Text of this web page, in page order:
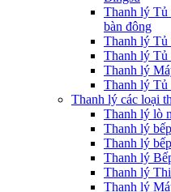
Thanh lý Tủ
bàn đông
Thanh lý Tủ
Thanh lý
Thanh lý
Thanh lý Tủ
Thanh lý các loại
Thanh lý lò
Thanh lý
Thanh lý
Thanh lý
Thanh lý
Thanh lý